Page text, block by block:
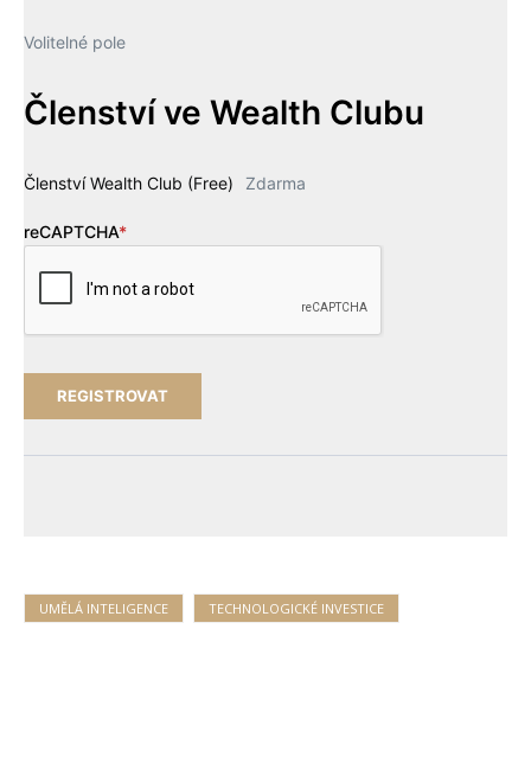
Volitelné pole
Členství ve Wealth Clubu
Členství Wealth Club (Free) Zdarma
reCAPTCHA*
UMĚLÁ INTELIGENCE TECHNOLOGICKÉ INVESTICE